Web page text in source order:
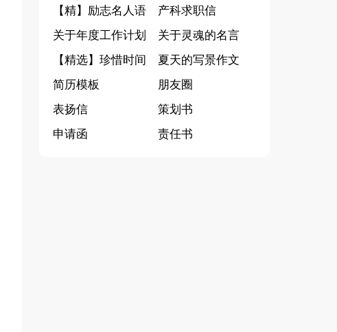
(集锦15篇)
【精】励志名人语
录
产科求职信
关于年度工作计划
锦集五篇
关于灵魂的名言
【精选】珍惜时间
演讲稿四篇
夏天的写景作文
(15篇)
简历模板
朋友圈
表扬信
策划书
申请函
责任书